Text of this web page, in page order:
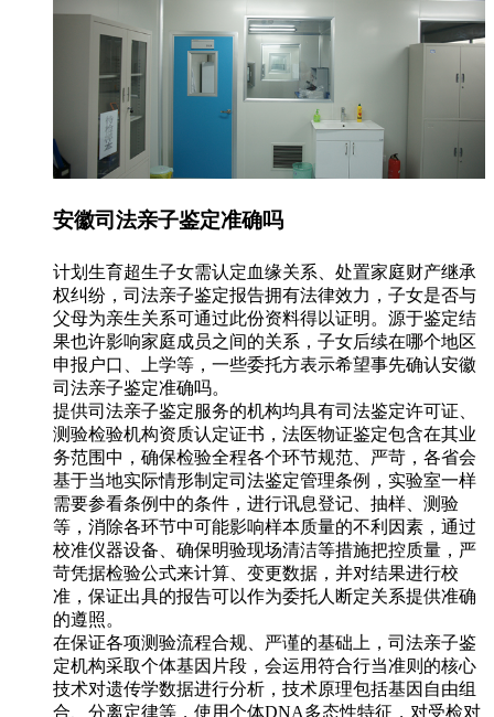
安徽司法亲子鉴定准确吗
计划生育超生子女需认定血缘关系、处置家庭财产继承
权纠纷，司法亲子鉴定报告拥有法律效力，子女是否与
父母为亲生关系可通过此份资料得以证明。源于鉴定结
果也许影响家庭成员之间的关系，子女后续在哪个地区
申报户口、上学等，一些委托方表示希望事先确认安徽
司法亲子鉴定准确吗。
提供司法亲子鉴定服务的机构均具有司法鉴定许可证、
测验检验机构资质认定证书，法医物证鉴定包含在其业
务范围中，确保检验全程各个环节规范、严苛，各省会
基于当地实际情形制定司法鉴定管理条例，实验室一样
需要参看条例中的条件，进行讯息登记、抽样、测验
等，消除各环节中可能影响样本质量的不利因素，通过
校准仪器设备、确保明验现场清洁等措施把控质量，严
苛凭据检验公式来计算、变更数据，并对结果进行校
准，保证出具的报告可以作为委托人断定关系提供准确
的遵照。
在保证各项测验流程合规、严谨的基础上，司法亲子鉴
定机构采取个体基因片段，会运用符合行当准则的核心
技术对遗传学数据进行分析，技术原理包括基因自由组
合、分离定律等，使用个体DNA多态性特征，对受检对